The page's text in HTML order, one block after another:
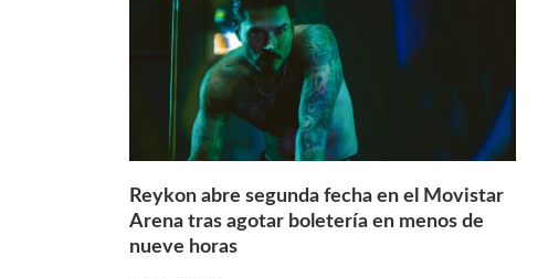
Reykon abre segunda fecha en el Movistar
Arena tras agotar boletería en menos de
nueve horas